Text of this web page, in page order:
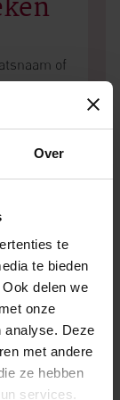
Over
te
te bieden
delen we
onze
analyse. Deze
met andere
ze hebben
services.
of
de Ley